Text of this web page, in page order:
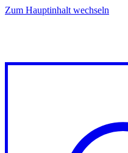
Zum Hauptinhalt wechseln